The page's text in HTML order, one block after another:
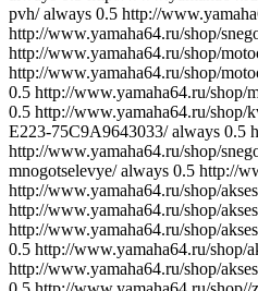
pvh/ always 0.5 http://
http://www.yamaha64.ru/shop/
http://www.yamaha64.ru/shop/
http://www.yamaha64.ru/shop/
0.5 http://www.yamaha64.ru/shop/
0.5 http://www.yamaha64.ru/shop/
E223-75C9A9643033/ always 0.5
http://www.yamaha64.ru/shop/
mnogotselevye/ always 0.5 http://
http://www.yamaha64.ru/shop/
http://www.yamaha64.ru/shop/
http://www.yamaha64.ru/shop/
0.5 http://www.yamaha64.ru/shop/
http://www.yamaha64.ru/shop/